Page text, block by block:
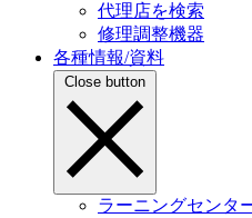
代理店を検索
修理調整機器
各種情報/資料
Close button
ラーニングセンタ